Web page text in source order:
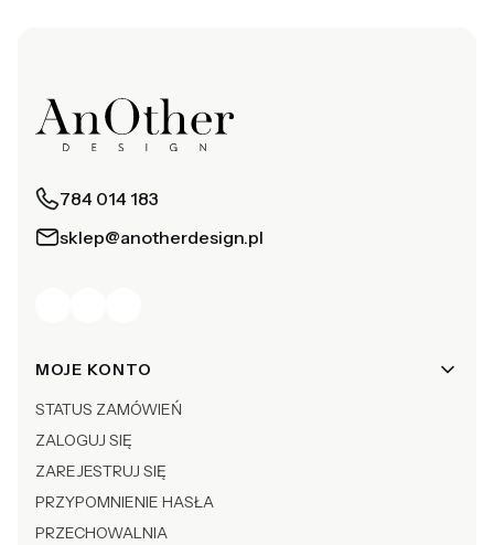
784 014 183
sklep@anotherdesign.pl
Linki w stopce
MOJE KONTO
STATUS ZAMÓWIEŃ
ZALOGUJ SIĘ
ZAREJESTRUJ SIĘ
PRZYPOMNIENIE HASŁA
PRZECHOWALNIA